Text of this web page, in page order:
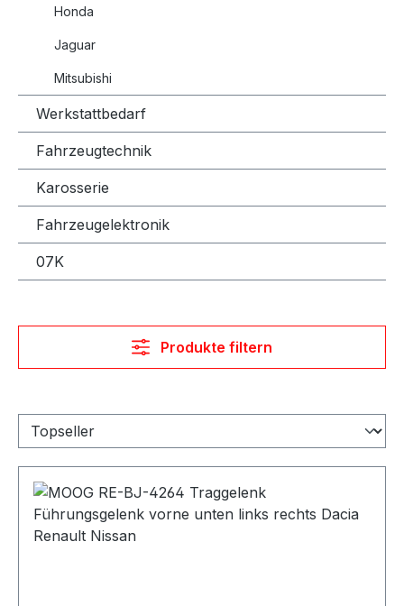
Honda
Jaguar
Mitsubishi
Werkstattbedarf
Fahrzeugtechnik
Karosserie
Fahrzeugelektronik
07K
Produkte filtern